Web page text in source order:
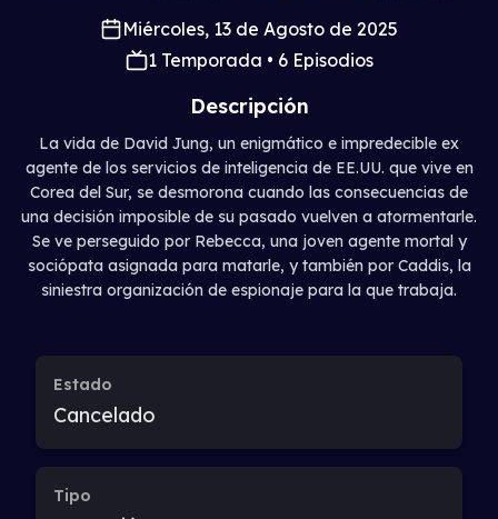
Miércoles, 13 de Agosto de 2025
1 Temporada • 6 Episodios
Descripción
La vida de David Jung, un enigmático e impredecible ex
agente de los servicios de inteligencia de EE.UU. que vive en
Corea del Sur, se desmorona cuando las consecuencias de
una decisión imposible de su pasado vuelven a atormentarle.
Se ve perseguido por Rebecca, una joven agente mortal y
sociópata asignada para matarle, y también por Caddis, la
siniestra organización de espionaje para la que trabaja.
Estado
Cancelado
Tipo